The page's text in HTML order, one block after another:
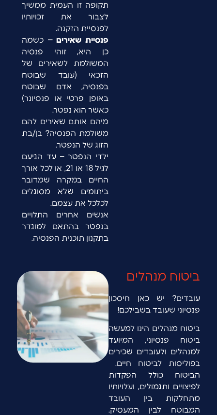
תקופה זו העמית ממשיך
לצבור את זכויותיו
לפנסיית הזקנה.
פנסיית שאירים – כשמה
כן היא, זוהי פנסיה
המשולמת לשאירים של
הזכאי (עובד שבוטח
בפנסיה, אדם שבוטח
באופן פרטי או פנסיונר)
כאשר הוא נפטר.
מיהם אותם שאירים להם
משולמת הפנסיה? בן/בת
הזוג של הנפטר.
ילדי הנפטר – עד הגיעם
לגיל 18 או 21, או לכל אורך
החיים במקרה שמדובר
ביתומים שלא מסוגלים
לכלכל את עצמם.
אנשים אחרים התלויים
בנפטר בהתאם למוגדר
בתקנון תוכנית הפנסיה.
ביטוח מנהלים
עובדים? יש כאן חיסכון
פנסיוני שעובד בשבילכם!
ביטוח מנהלים הינו למעשה
ביטוח פנסיוני, המיועד
למנהלים ולעובדים שכירים
בפוליסות לביטוח חיים.
הביטוח כולל הפקדות
לפיצויים ותגמולים, ועלויותיו
מתחלקות בין העובד
המבוטח לבין המעסיק.